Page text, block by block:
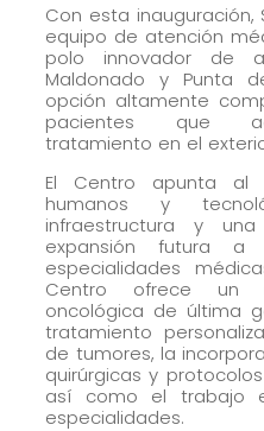
Con esta inauguración,
equipo de atención
polo innovador de
Maldonado y Punta
opción altamente
pacientes que
tratamiento en el
El Centro apunta al
humanos y
infraestructura y
expansión futura
especialidades
Centro ofrece un
oncológica de última
tratamiento
de tumores, la
quirúrgicas y
así como el trabajo
especialidades.